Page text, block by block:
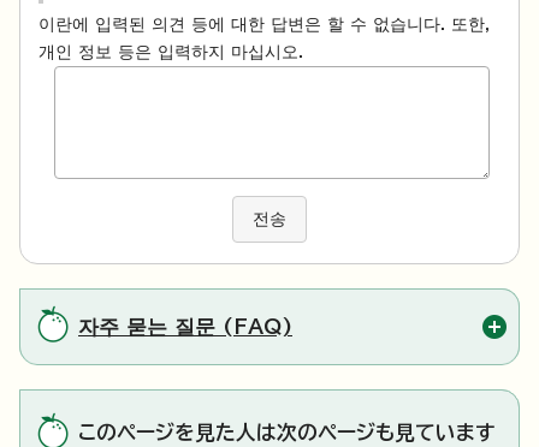
이란에 입력된 의견 등에 대한 답변은 할 수 없습니다. 또한,
개인 정보 등은 입력하지 마십시오.
전송
자주 묻는 질문 (FAQ)
このページを見た人は次のページも見ています